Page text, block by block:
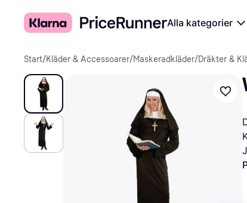
Alla kategorier
Start/Kläder & Accessoarer/Maskeradkläder/Dräkter &